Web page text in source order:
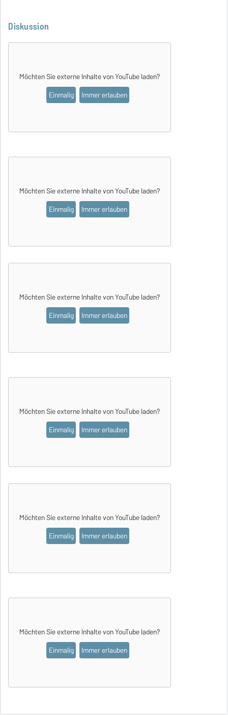
Diskussion
Möchten Sie externe Inhalte vonYouTubeladen?
Einmalig
Immer erlauben
Möchten Sie externe Inhalte vonYouTubeladen?
Einmalig
Immer erlauben
Möchten Sie externe Inhalte vonYouTubeladen?
Einmalig
Immer erlauben
Möchten Sie externe Inhalte vonYouTubeladen?
Einmalig
Immer erlauben
Möchten Sie externe Inhalte vonYouTubeladen?
Einmalig
Immer erlauben
Möchten Sie externe Inhalte vonYouTubeladen?
Einmalig
Immer erlauben